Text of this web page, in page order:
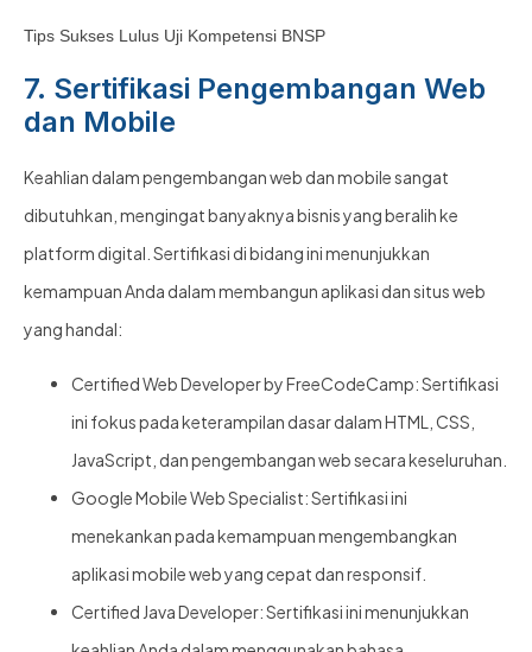
Tips Sukses Lulus Uji Kompetensi BNSP
7. Sertifikasi Pengembangan Web
dan Mobile
Keahlian dalam pengembangan web dan mobile sangat
dibutuhkan, mengingat banyaknya bisnis yang beralih ke
platform digital. Sertifikasi di bidang ini menunjukkan
kemampuan Anda dalam membangun aplikasi dan situs web
yang handal:
Certified Web Developer by FreeCodeCamp: Sertifikasi
ini fokus pada keterampilan dasar dalam HTML, CSS,
JavaScript, dan pengembangan web secara keseluruhan.
Google Mobile Web Specialist: Sertifikasi ini
menekankan pada kemampuan mengembangkan
aplikasi mobile web yang cepat dan responsif.
Certified Java Developer: Sertifikasi ini menunjukkan